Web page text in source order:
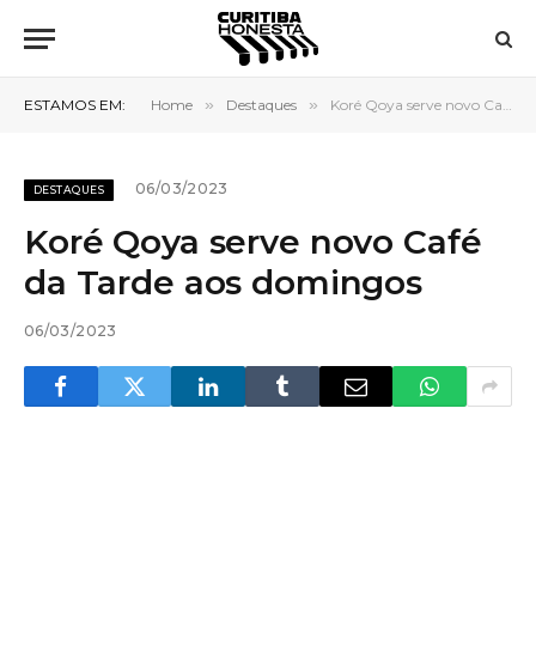
ESTAMOS EM: Home » Destaques » Koré Qoya serve novo Café da Tarde aos domingos
DESTAQUES 06/03/2023
Koré Qoya serve novo Café
da Tarde aos domingos
06/03/2023